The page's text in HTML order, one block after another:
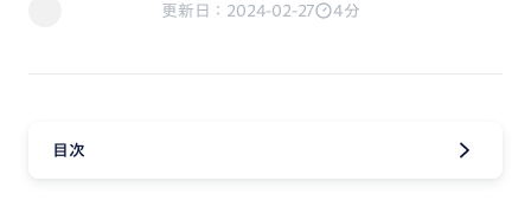
更新日：2024-02-27 4分
目次